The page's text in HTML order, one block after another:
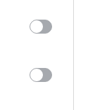
plus
o
Academie
cicliști